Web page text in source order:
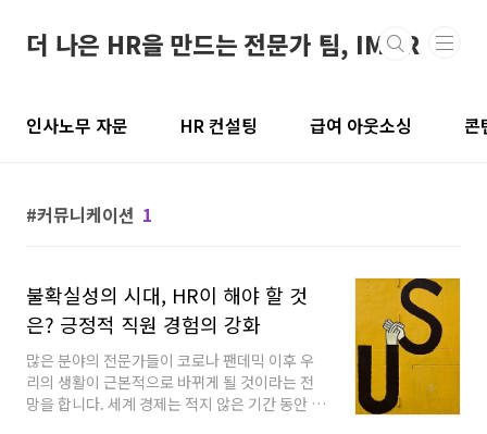
더 나은 HR을 만드는 전문가 팀, IMHR
인사노무 자문 HR 컨설팅 급여 아웃소싱 콘
커뮤니케이션 1
불확실성의 시대, HR이 해야 할 것
은? 긍정적 직원 경험의 강화
많은 분야의 전문가들이 코로나 팬데믹 이후 우
리의 생활이 근본적으로 바뀌게 될 것이라는 전
망을 합니다. 세계 경제는 적지 않은 기간 동안 마